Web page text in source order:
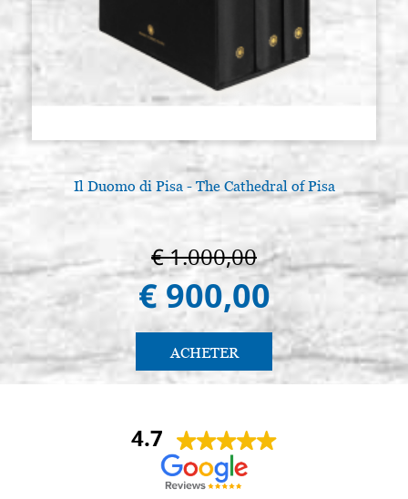
Il Duomo di Pisa - The Cathedral of Pisa
€ 1.000,00
€ 900,00
ACHETER
4.7